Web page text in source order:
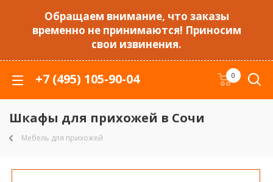
Обращаем внимание, что заказы
временно не принимаются! Приносим
свои извинения.
+7 (495) 105-90-04 0
Шкафы для прихожей в Сочи
Мебель для прихожей